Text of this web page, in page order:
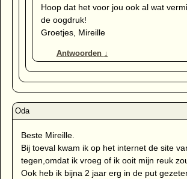
Hoop dat het voor jou ook al wat
de oogdruk!
Groetjes, Mireille
Antwoorden ↓
Beste Mireille.
Bij toeval kwam ik op het internet de site
tegen,omdat ik vroeg of ik ooit mijn reuk
Ook heb ik bijna 2 jaar erg in de put